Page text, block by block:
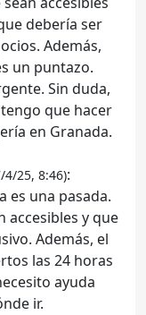
debería ser
Además,
un puntazo.
Sin duda,
que hacer
en Granada.
4/25, 8:46):
es una pasada.
accesibles y que
Además, el
las 24 horas
ayuda
ir.